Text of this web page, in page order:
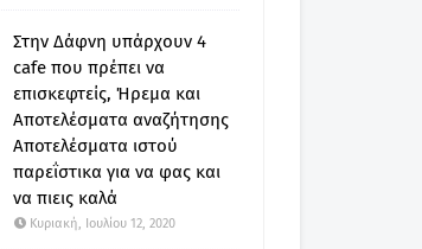
Στην Δάφνη υπάρχουν 4
cafe που πρέπει να
επισκεφτείς, Ήρεμα και
Αποτελέσματα αναζήτησης
Αποτελέσματα ιστού
παρεΐστικα για να φας και
να πιεις καλά
Κυριακή, Ιουλίου 12, 2020